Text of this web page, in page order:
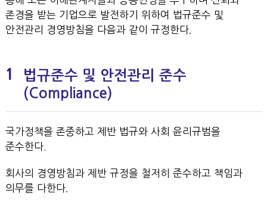
존경을 받는 기업으로 발전하기 위하여 법규준수 및
안전관리 경영방침을 다음과 같이 규정한다．
1
법규준수 및 안전관리 준수
(Compliance)
국가정책을 존중하고 제반 법규와 사회 윤리규범을
준수한다.
회사의 경영방침과 제반 규정을 철저히 준수하고 책임과
의무를 다한다．